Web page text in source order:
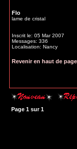
Flo
lame de cristal
Inscrit le: 05 Mar 2007
Messages: 336
Localisation: Nancy
Revenir en haut de page
Page 1 sur1